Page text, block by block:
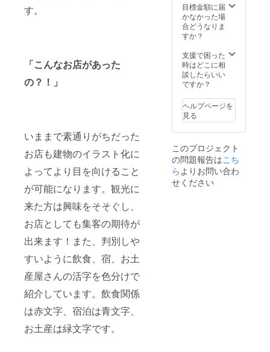
す。
「こんなお店があった
の？！」
いままで素通りがちだった
お店も建物のイラスト化に
よってより目を向けること
が可能になります。観光に
来た方は興味をそそぐし、
お店としても集客の期待が
出来ます！また、判別しや
すいように飲食、宿、お土
産屋さんの活字を色分けで
紹介しています。飲食関係
は赤文字、宿泊は青文字、
お土産は緑文字です。
目標金額に届
かなかった場
合どうなりま
すか？
支援で困った
時はどこに相
談したらいい
ですか？
ヘルプページを
見る
このプロジェクト
の問題報告はこち
らよりお問い合わ
せください